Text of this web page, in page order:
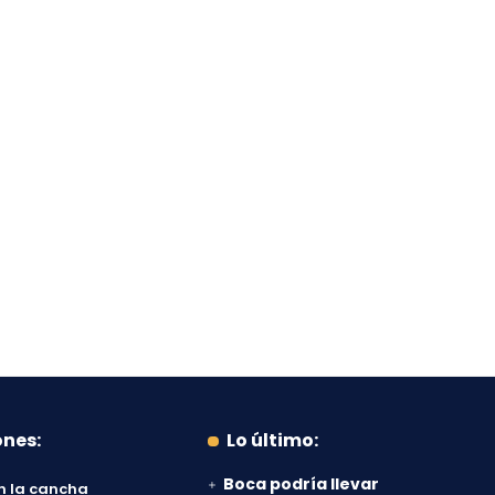
la cancha
Lo último:
Boca podría llevar